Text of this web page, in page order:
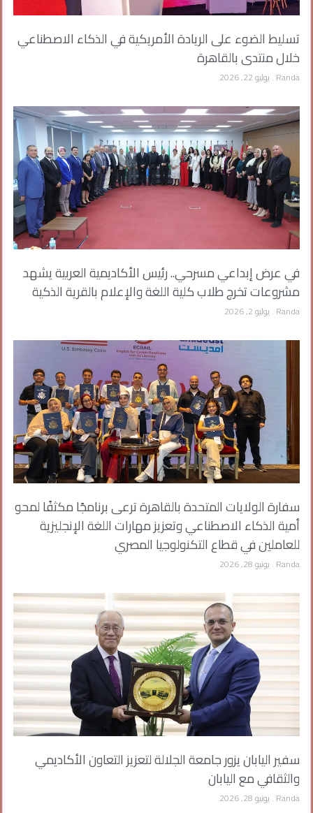
تسليط الضوء على الريادة الأمريكية في الذكاء الاصطناعي
خلال منتدى بالقاهرة
Randa يوليو 22, 2026
في عرض إبداعي مسرحي.. رئيس الأكاديمية العربية يشهد
مشروعات تخرج طلاب كلية اللغة والإعلام بالقرية الذكية
Randa يوليو 2, 2026
سفارة الولايات المتحدة بالقاهرة ترعى برنامجًا مكثفًا لمحو
أمية الذكاء الاصطناعي وتعزيز مهارات اللغة الإنجليزية
للعاملين في قطاع التكنولوجيا المصري
Randa يونيو 28, 2026
سفير اليابان يزور جامعة الجلالة لتعزيز التعاون الأكاديمي
والثقافي مع اليابان
Randa يونيو 28, 2026